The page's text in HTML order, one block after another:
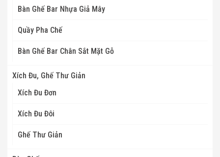
Bàn Ghế Bar Nhựa Giả Mây
Quầy Pha Chế
Bàn Ghế Bar Chân Sắt Mặt Gỗ
Xích Đu, Ghế Thư Giản
Xích Đu Đơn
Xích Đu Đôi
Ghế Thư Giản